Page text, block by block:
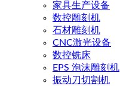
家具生产设备
数控雕刻机
石材雕刻机
CNC激光设备
数控铣床
EPS 泡沫雕刻机
振动刀切割机